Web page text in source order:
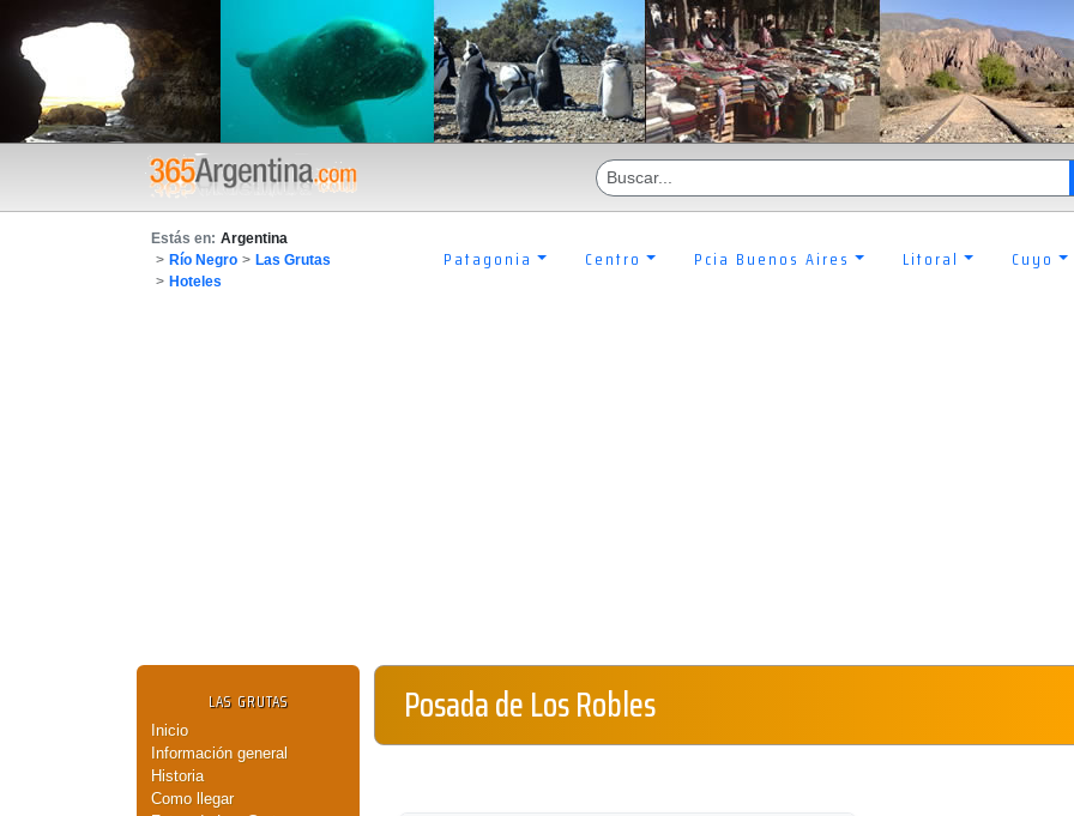
Estás en: Argentina
> Río Negro > Las Grutas
> Hoteles
Patagonia Centro Pcia Buenos Aires Litoral Cuyo
LAS GRUTAS
Inicio
Información general
Historia
Como llegar
Posada de Los Robles